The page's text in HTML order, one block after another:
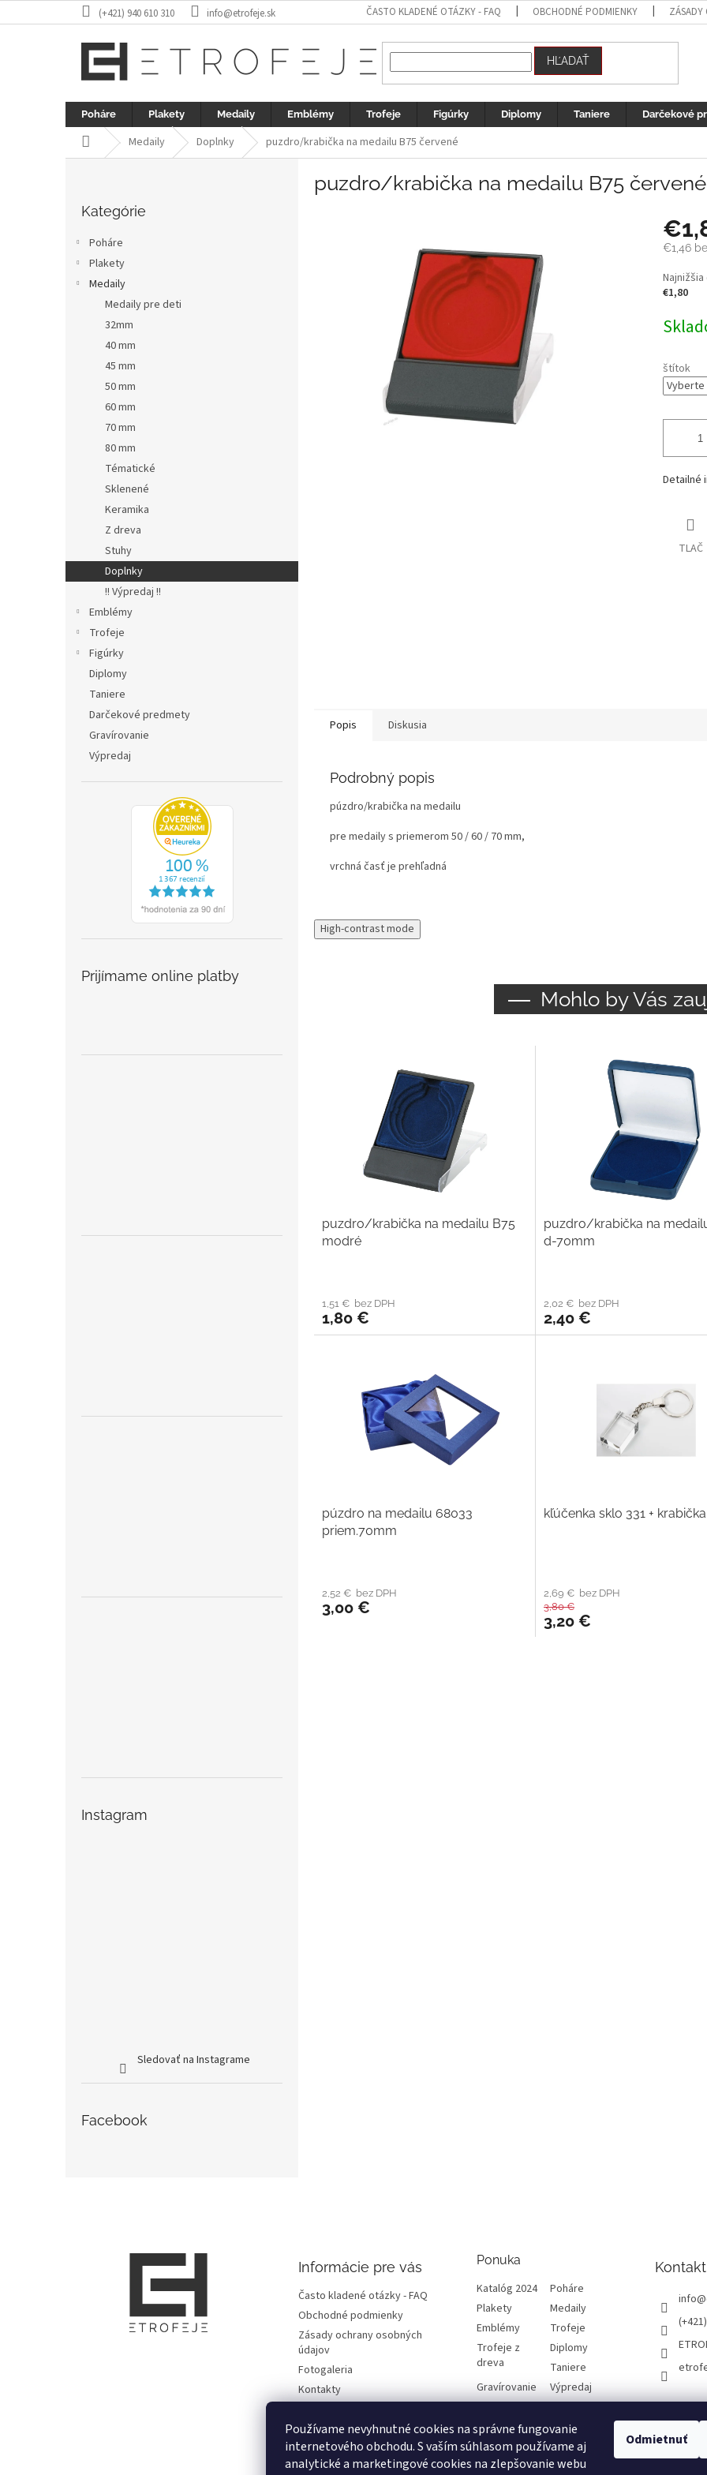
Používame nevyhnutné cookies na správne fungovanie
internetového obchodu. S vaším súhlasom používame aj
analytické a marketingové cookies na zlepšovanie webu
Odmietnuť
na
(+421) 940 610 310 info@etrofeje.sk ČASTO KLADENÉ OTÁZKY - FAQ OBCHODNÉ PODMIENKY ZÁSADY
HĽADAŤ
Poháre Plakety Medaily Emblémy Trofeje Figúrky Diplomy Taniere Darčekové
DomovMedaily Doplnky puzdro/krabička na medailu B75 červené
kategórie
Kategórie
Poháre
Plakety
Medaily
Medaily pre deti
32mm
40 mm
45 mm
50 mm
60 mm
70 mm
80 mm
Tématické
Sklenené
Keramika
Z dreva
Stuhy
Doplnky
!! Výpredaj !!
Emblémy
Trofeje
Figúrky
Diplomy
Taniere
Darčekové predmety
Gravírovanie
Výpredaj
Prijímame online platby
Instagram
Sledovať na Instagrame
Facebook
puzdro/krabička na medailu B75 červené
€1,46
cena:
€1,80
štítok
Detailné
TLAČ
Popis Diskusia
Podrobný popis
púzdro/krabička na medailu
pre medaily s priemerom 50 / 60 / 70 mm,
vrchná časť je prehľadná
High-contrast mode
Mohlo by Vás
puzdro/krabička na medailu B75
modré
1,51 € bez DPH
1,80 €
puzdro/krabička na
d-70mm
2,02 € bez DPH
2,40 €
púzdro na medailu 68033
priem.70mm
2,52 € bez DPH
3,00 €
kľúčenka sklo 331 + krabička
2,69 € bez DPH
3,80 €
3,20 €
Informácie pre vás
Často kladené otázky - FAQ
Obchodné podmienky
Zásady ochrany osobných
údajov
Fotogaleria
Kontakty
Doprava, platba a dôležité
informácie
Vrátenie tovaru, odstúpenie
Ponuka
Katalóg 2024
Poháre
Plakety
Medaily
Emblémy
Trofeje
Trofeje z
dreva
Diplomy
Taniere
Výpredaj
Gravírovanie
Kontakt
info@